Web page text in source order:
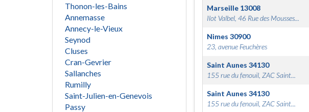
Thonon-les-Bains
Annemasse
Annecy-le-Vieux
Seynod
Cluses
Cran-Gevrier
Sallanches
Rumilly
Saint-Julien-en-Genevois
Passy
Marseille 13008
Ilot Valbel, 46 Rue des Mousses...
Nimes 30900
23, avenue Feuchères
Saint Aunes 34130
155 rue du fenouil, ZAC Saint...
Saint Aunes 34130
155 rue du fenouil, ZAC Saint...